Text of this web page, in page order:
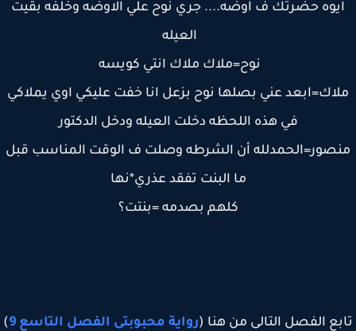
حضرتك ف اوضه.... جري نوح علي الاوضه وخلفه بقيت
العيله
نوح=ملاك ملاك انتي كويسه
عني بصلها نوح بزعل انا خفت عليكي اوي يملاكي
في هذه اللحظه دخلت العيله ودخل الدكتور
أن الشرطه وصلت ف الوقت المناسب قبل
ما البنت تفقد عذري*نها
كلهم بصدمه =بنتت؟
الفصل التالى من هنا (رواية محبوبتى الفصل التاسع 9 )